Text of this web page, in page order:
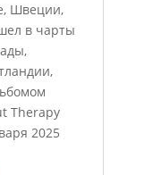
Швеции,
в чарты
Therapy
2025